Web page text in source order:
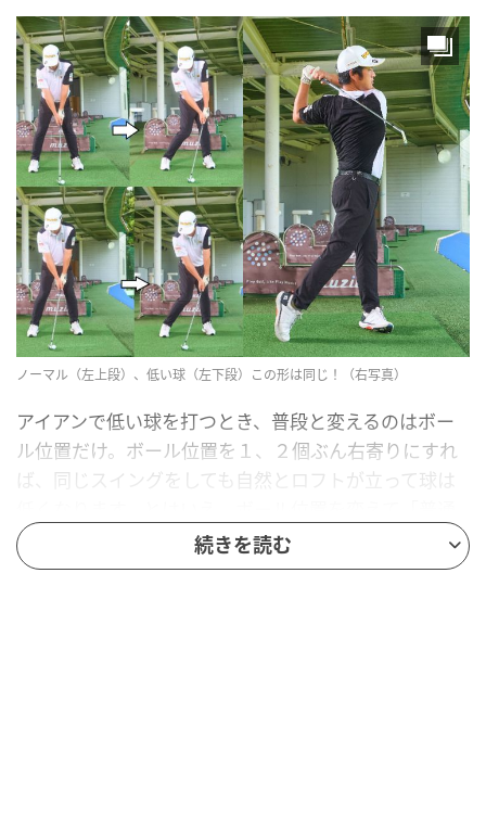
ノーマル（左上段）、低い球（左下段）この形は同じ！（右写真）
アイアンで低い球を打つとき、普段と変えるのはボー
ル位置だけ。ボール位置を１、２個ぶん右寄りにすれ
ば、同じスイングをしても自然とロフトが立って球は
に」スイングするのは難しいものです。
続きを読む